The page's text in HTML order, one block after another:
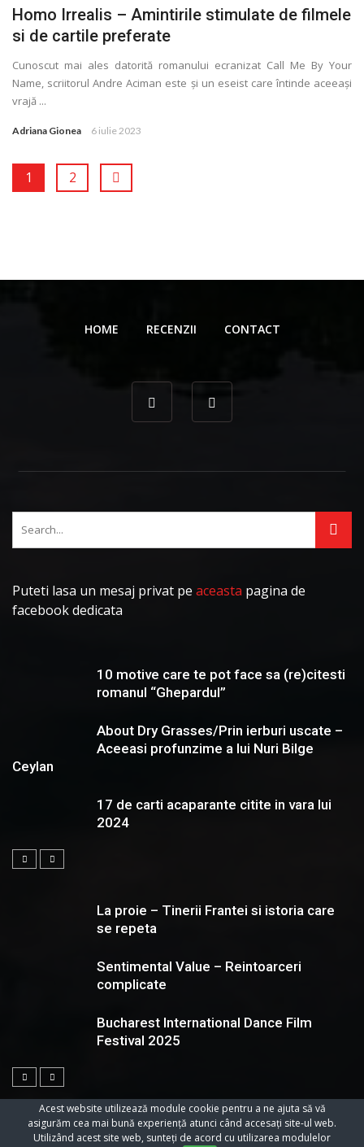
Homo Irrealis – Amintirile stimulate de filmele
si de cartile preferate
Cunoscut mai ales datorită romanului ecranizat Call Me By Your
Name, scriitorul Andre Aciman este și un eseist care întinde aceeași
vrajă ...
Adriana Gionea 6 iulie 2023
1 2
HOME RECENZII CONTACT
Puteti lasa un mesaj privat pe aceasta pagina de
facebook dedicata
10 motive care te pot face sa (re)citesti
romanul “Ghepardul”
About Dry Grasses/Prin ierburi uscate –
Aceeasi profunzime a lui Nuri Bilge
Ceylan
17 de carti acaparante citite in vara lui
2024
La proie – Tinerii Frantei si istoria care
se repeta
Sentimental Value – Reintoarceri
complicate
Bucharest International Dance Film
Festival 2025
Acest website utilizează module cookie pentru a ne ajuta să vă
asigurăm cea mai bună experiență atunci când accesați site-ul web.
Utilizând acest site web, sunteți de acord cu utilizarea modulelor